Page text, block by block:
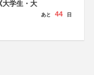
大学生・大
あと 44 日